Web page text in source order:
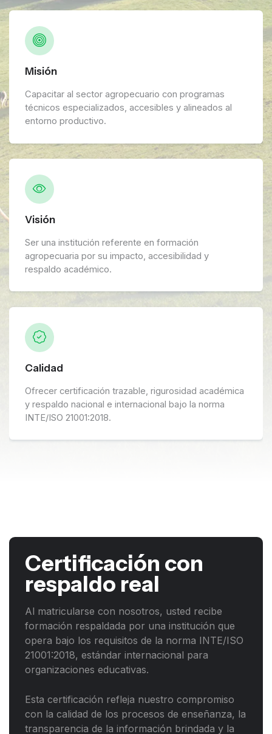
Misión
Capacitar al sector agropecuario con programas
técnicos especializados, accesibles y alineados al
entorno productivo.
Visión
Ser una institución referente en formación
agropecuaria por su impacto, accesibilidad y
respaldo académico.
Calidad
Ofrecer certificación trazable, rigurosidad académica
y respaldo nacional e internacional bajo la norma
INTE/ISO 21001:2018.
Certificación con
respaldo real
Al matricularse con nosotros, usted recibe
formación respaldada por una institución que
opera bajo los requisitos de la norma INTE/ISO
21001:2018, estándar internacional para
organizaciones educativas.
Esta certificación refleja nuestro compromiso
con la calidad de los procesos de enseñanza, la
transparencia de la información brindada y la